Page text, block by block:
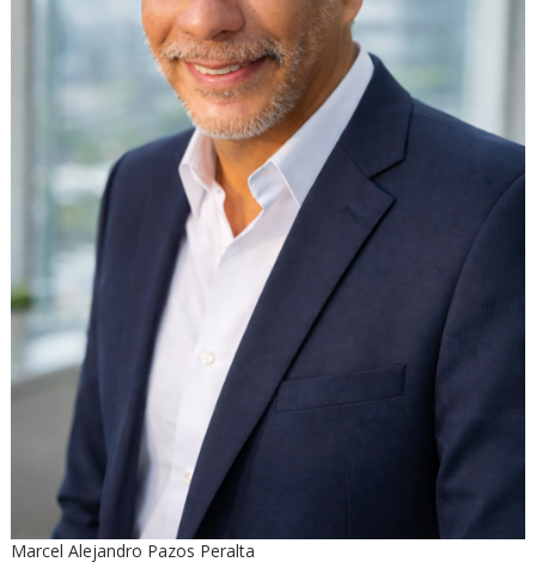
Marcel Alejandro Pazos Peralta